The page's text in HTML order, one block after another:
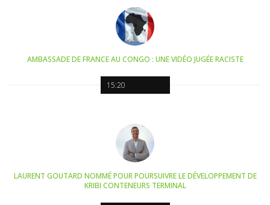
15:20
AMBASSADE DE FRANCE AU CONGO : UNE VIDÉO JUGÉE RACISTE
LAURENT GOUTARD NOMMÉ POUR POURSUIVRE LE DÉVELOPPEMENT DE
KRIBI CONTENEURS TERMINAL